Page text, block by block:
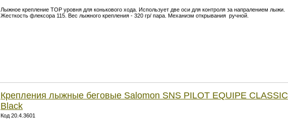
Лыжное крепление TOP уровня для конькового хода. Использует две оси для контроля за напралением лыжи.
Жесткость флексора 115. Вес лыжного крепления - 320 гр/ пара. Механизм открывания ручной.
Крепления лыжные беговые Salomon SNS PILOT EQUIPE CLASSIC
Black
Код 20.4.3601